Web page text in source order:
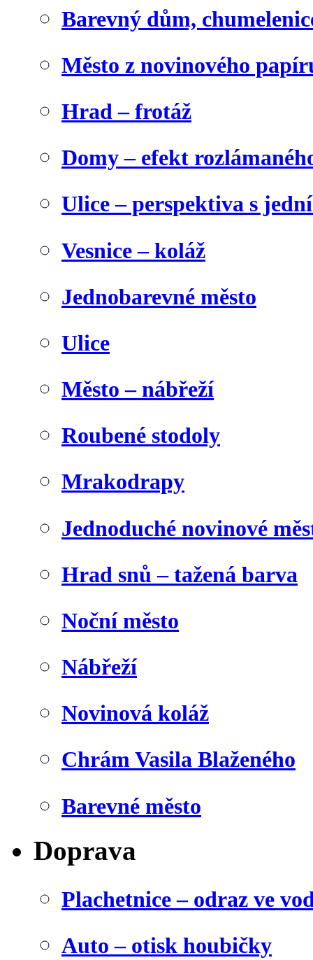
Barevný dům,
Město z novinového
Hrad – frotáž
Domy – efekt
Ulice – perspektiva s
Vesnice – koláž
Jednobarevné město
Ulice
Město – nábřeží
Roubené stodoly
Mrakodrapy
Jednoduché novinové
Hrad snů – tažená barva
Noční město
Nábřeží
Novinová koláž
Chrám Vasila Blaženého
Barevné město
Doprava
Plachetnice – odraz ve
Auto – otisk houbičky